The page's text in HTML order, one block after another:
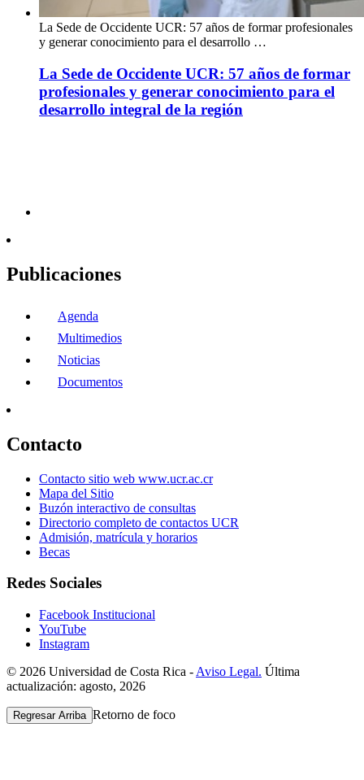
La Sede de Occidente UCR: 57 años de formar profesionales
y generar conocimiento para el desarrollo …
La Sede de Occidente UCR: 57 años de formar
profesionales y generar conocimiento para el
desarrollo integral de la región
Publicaciones
Agenda
Multimedios
Noticias
Documentos
Contacto
Contacto sitio web www.ucr.ac.cr
Mapa del Sitio
Buzón interactivo de consultas
Directorio completo de contactos UCR
Admisión, matrícula y horarios
Becas
Redes Sociales
Facebook Institucional
YouTube
Instagram
© 2026 Universidad de Costa Rica - Aviso Legal. Última
actualización: agosto, 2026
Regresar Arriba Retorno de foco